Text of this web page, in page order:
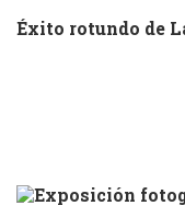
Éxito rotundo de